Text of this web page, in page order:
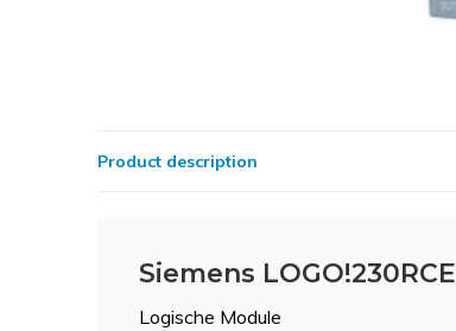
Product description
Siemens LOGO!230RCE
Logische Module